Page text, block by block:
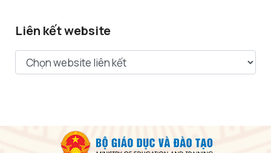
Liên kết website